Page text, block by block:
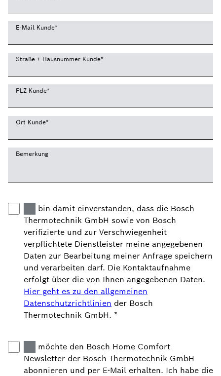
E-Mail Kunde*
Straße + Hausnummer Kunde*
PLZ Kunde*
Ort Kunde*
Bemerkung
Ich bin damit einverstanden, dass die Bosch
Thermotechnik GmbH sowie von Bosch
verifizierte und zur Verschwiegenheit
verpflichtete Dienstleister meine angegebenen
Daten zur Bearbeitung meiner Anfrage speichern
und verarbeiten darf. Die Kontaktaufnahme
erfolgt über die von Ihnen angegebenen Daten.
Hier geht es zu den allgemeinen
Datenschutzrichtlinien der Bosch
Thermotechnik GmbH. *
Ich möchte den Bosch Home Comfort
Newsletter der Bosch Thermotechnik GmbH
abonnieren und per E-Mail erhalten. Ich habe die